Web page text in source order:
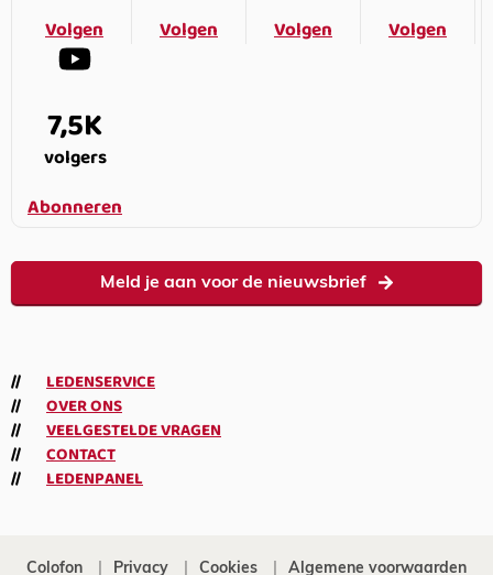
Volgen
Volgen
Volgen
Volgen
7,5K
volgers
Abonneren
Meld je aan voor de nieuwsbrief
LEDENSERVICE
OVER ONS
VEELGESTELDE VRAGEN
CONTACT
LEDENPANEL
Colofon Privacy Cookies Algemene voorwaarden